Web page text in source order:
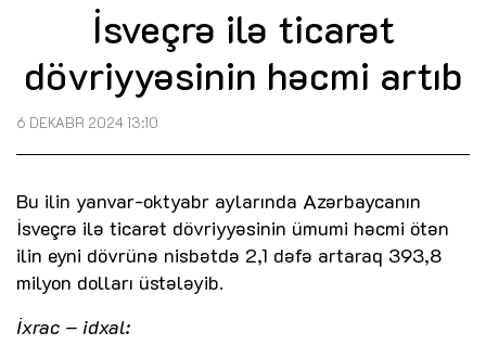
İsveçrə ilə ticarət
dövriyyəsinin həcmi artıb
6 DEKABR 2024 13:10
Bu ilin yanvar-oktyabr aylarında Azərbaycanın
İsveçrə ilə ticarət dövriyyəsinin ümumi həcmi ötən
ilin eyni dövrünə nisbətdə 2,1 dəfə artaraq 393,8
milyon dolları üstələyib.
İxrac – idxal: